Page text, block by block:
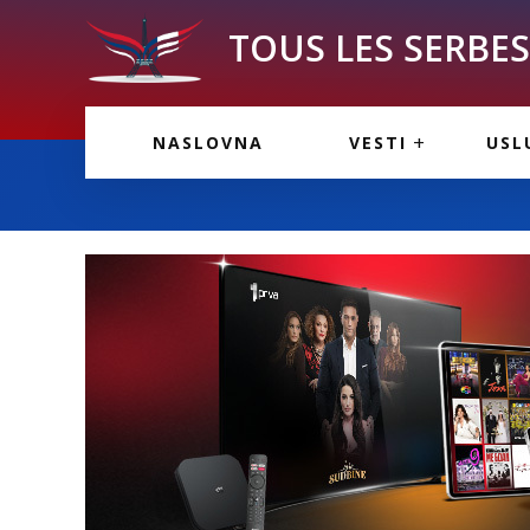
TOUS LES
NASLOVNA VESTI